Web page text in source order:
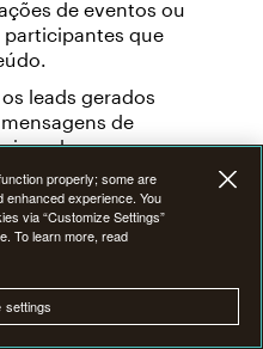
de eventos ou
participantes que
leads gerados
de
você a aprender
próxima vez que o
e medir o sucesso do
properly; some are
enhanced experience. You
via “Customize Settings”
To learn more, read
settings